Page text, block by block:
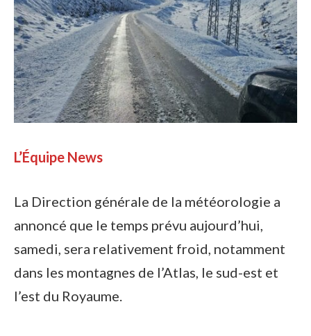
L’Équipe News
La Direction générale de la météorologie a
annoncé que le temps prévu aujourd’hui,
samedi, sera relativement froid, notamment
dans les montagnes de l’Atlas, le sud-est et
l’est du Royaume.